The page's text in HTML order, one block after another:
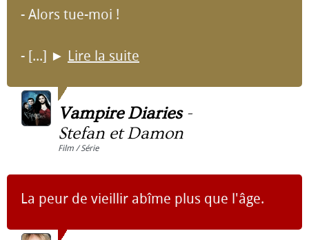
- Alors tue-moi !
- [...] ► Lire la suite
Vampire Diaries-
Stefan et Damon
Film / Série
La peur de vieillir abîme plus que l'âge.